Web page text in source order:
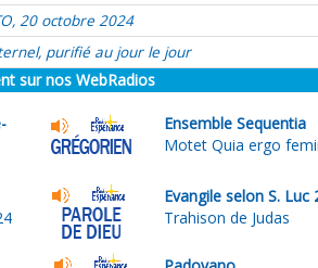
20 octobre 2024
purifié au jour le jour
sur nos WebRadios
Ensemble Sequentia
Motet Quia ergo
Evangile selon S. Luc
Trahison de Judas